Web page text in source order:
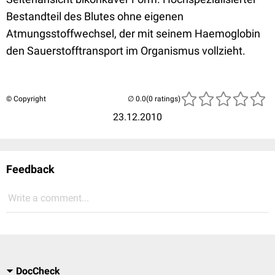
Bestandteil des Blutes ohne eigenen
Atmungsstoffwechsel, der mit seinem Haemoglobin
den Sauerstofftransport im Organismus vollzieht.
© Copyright
23.12.2010
(0 ratings)
Feedback
Write a comment...
DocCheck